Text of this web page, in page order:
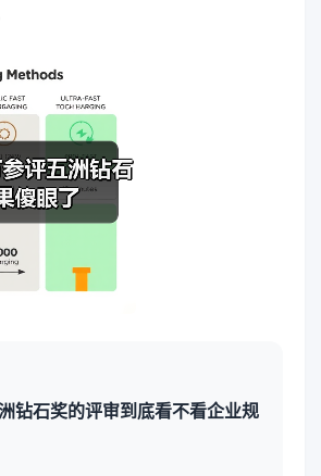
钻石奖的评审到底看不看企业规